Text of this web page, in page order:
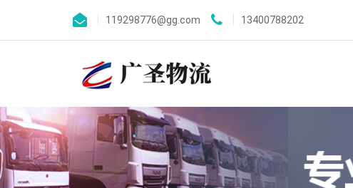
119298776@gg.com 13400788202